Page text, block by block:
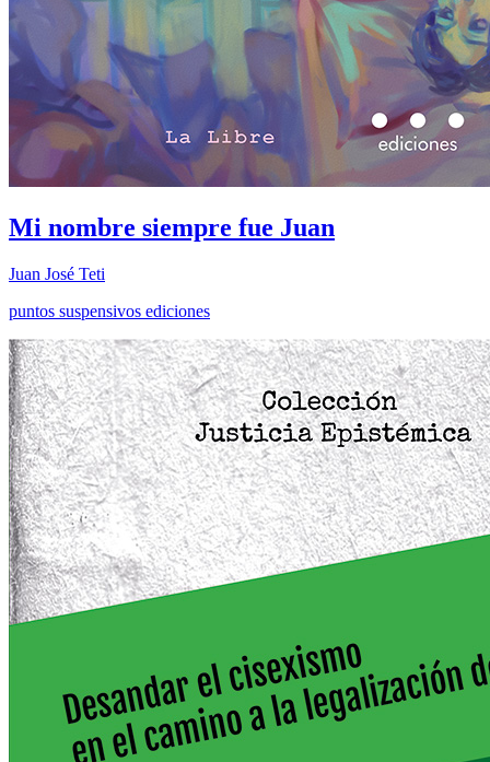
Mi nombre siempre fue Juan
Juan José Teti
puntos suspensivos ediciones